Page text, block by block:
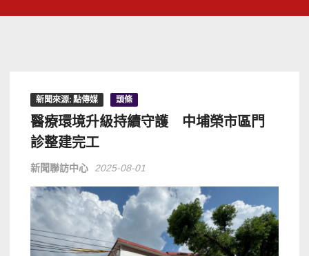
新聞來源: 點傳媒 頭條
醫療環境升級持續守護 中埔榮市區門
診整建完工
新聞聯訪中心 2025-08-01